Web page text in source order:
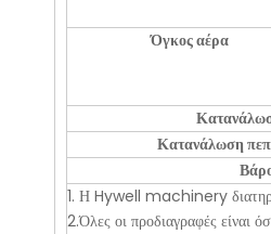
Όγκος αέρα
Κατανάλωση
1. Η Hywell machinery
2.Όλες οι προδιαγραφές είναι